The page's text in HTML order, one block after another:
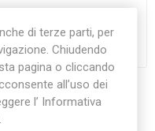
€11,70
di terze parti, per
Chiudendo
pagina o cliccando
all’uso dei
l’ Informativa